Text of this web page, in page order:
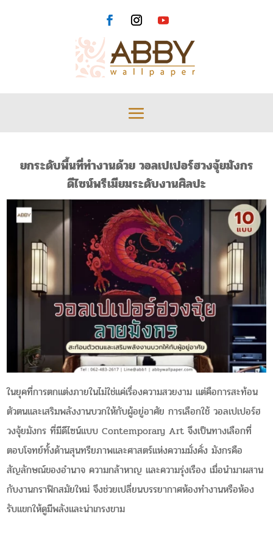
ยกระดับพื้นที่ทำงานด้วย วอลเปเปอร์ฮวงจุ้ยมังกร
ดีไซน์พรีเมียมระดับงานศิลปะ
ในยุคที่การตกแต่งภายในไม่ใช่แค่เรื่องความสวยงาม แต่คือการสะท้อน
ตัวตนและเสริมพลังงานบวกให้กับผู้อยู่อาศัย การเลือกใช้ วอลเปเปอร์ฮ
วงจุ้ยมังกร ที่มีดีไซน์แบบ Contemporary Art จึงเป็นทางเลือกที่
ตอบโจทย์ทั้งด้านสุนทรียภาพและศาสตร์แห่งความมั่งคั่ง มังกรคือ
สัญลักษณ์ของอำนาจ ความกล้าหาญ และความรุ่งเรือง เมื่อนำมาผสาน
กับงานกราฟิกสมัยใหม่ จึงช่วยเปลี่ยนบรรยากาศห้องทำงานหรือห้อง
รับแขกให้ดูมีพลังและน่าเกรงขาม